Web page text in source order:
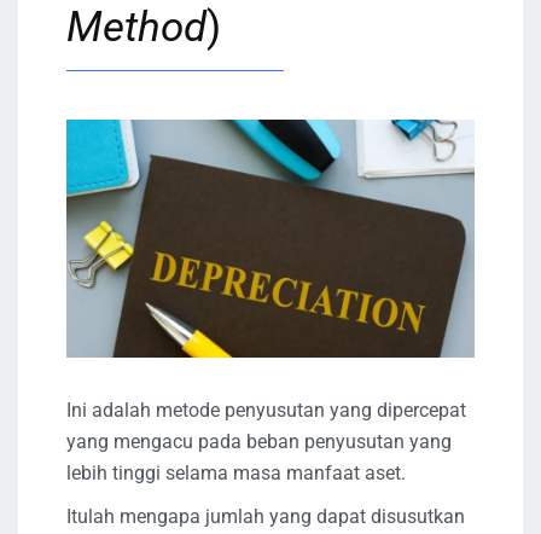
Method)
Ini adalah metode penyusutan yang dipercepat
yang mengacu pada beban penyusutan yang
lebih tinggi selama masa manfaat aset.
Itulah mengapa jumlah yang dapat disusutkan